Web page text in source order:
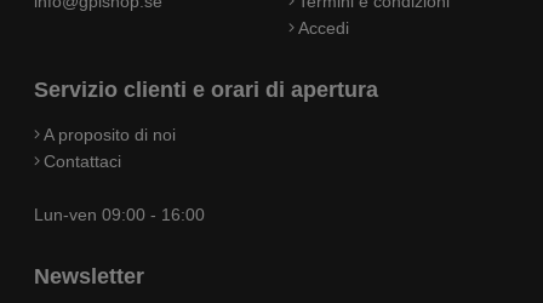
Accedi
Servizio clienti e orari di apertura
A proposito di noi
Contattaci
Lun-ven 09:00 - 16:00
Newsletter